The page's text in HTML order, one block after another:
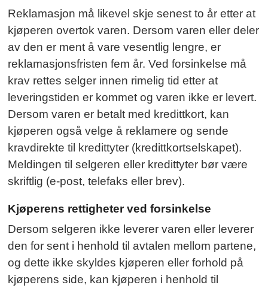
Reklamasjon må likevel skje senest to år etter at
kjøperen overtok varen. Dersom varen eller deler
av den er ment å vare vesentlig lengre, er
reklamasjonsfristen fem år. Ved forsinkelse må
krav rettes selger innen rimelig tid etter at
leveringstiden er kommet og varen ikke er levert.
Dersom varen er betalt med kredittkort, kan
kjøperen også velge å reklamere og sende
kravdirekte til kredittyter (kredittkortselskapet).
Meldingen til selgeren eller kredittyter bør være
skriftlig (e-post, telefaks eller brev).
Kjøperens rettigheter ved forsinkelse
Dersom selgeren ikke leverer varen eller leverer
den for sent i henhold til avtalen mellom partene,
og dette ikke skyldes kjøperen eller forhold på
kjøperens side, kan kjøperen i henhold til